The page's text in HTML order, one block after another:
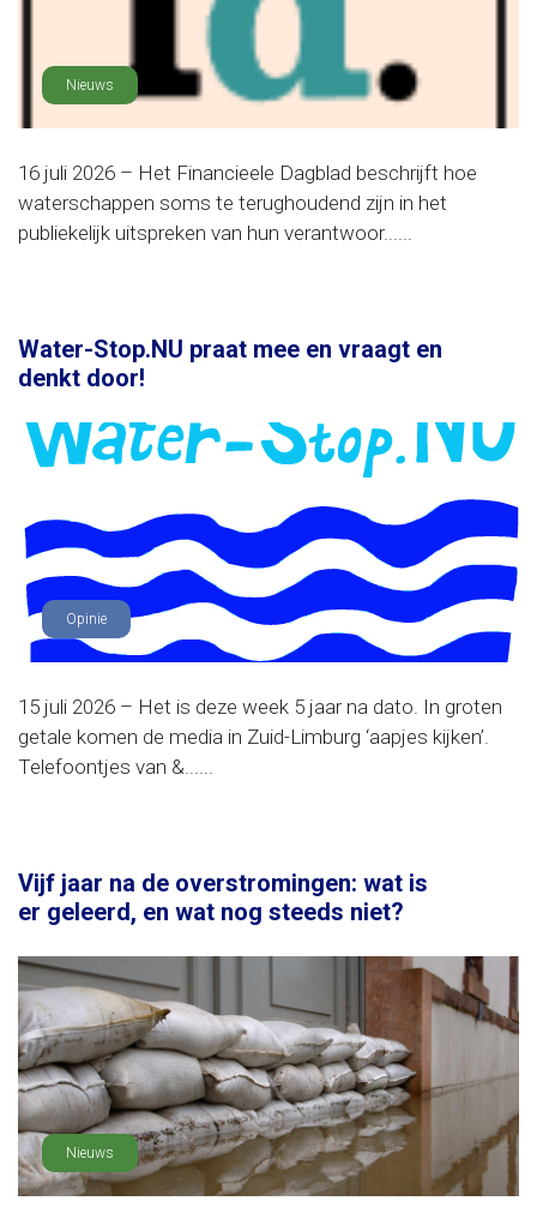
Nieuws
16 juli 2026 – Het Financieele Dagblad beschrijft hoe
waterschappen soms te terughoudend zijn in het
publiekelijk uitspreken van hun verantwoor......
Water-Stop.NU praat mee en vraagt en
denkt door!
Opinie
15 juli 2026 – Het is deze week 5 jaar na dato. In groten
getale komen de media in Zuid-Limburg ‘aapjes kijken’.
Telefoontjes van &......
Vijf jaar na de overstromingen: wat is
er geleerd, en wat nog steeds niet?
Nieuws